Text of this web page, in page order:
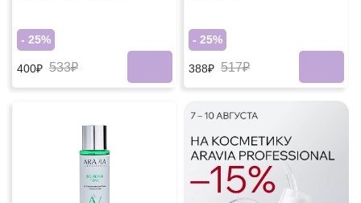
- 25%
400₽ 533₽
- 25%
388₽ 517₽